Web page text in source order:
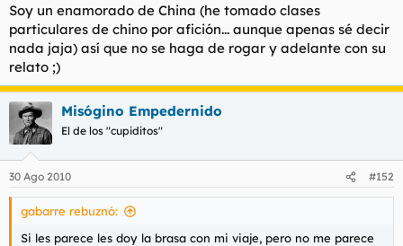
d
e
l
t
a
c
i
Soy un enamorado de China (he tomado clases
particulares de chino por afición... aunque apenas sé decir
nada jaja) así que no se haga de rogar y adelante con su
relato ;)
Misógino Empedernido
El de los "cupiditos"
30 Ago 2010 #152
gabarre rebuznó:
Si les parece les doy la brasa con mi viaje, pero no me parece